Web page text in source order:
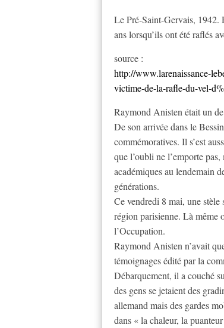
Le Pré-Saint-Gervais, 1942.
ans lorsqu’ils ont été raflés
source :
http://www.larenaissance-
victime-de-la-rafle-du-vel-
Raymond Anisten était un
De son arrivée dans le
commémoratives. Il s’est
que l’oubli ne l’emporte
académiques au lendemain
générations.
Ce vendredi 8 mai, une
région parisienne. Là même
l’Occupation.
Raymond Anisten n’avait
témoignages édité par la
Débarquement, il a couché
des gens se jetaient des
allemand mais des gardes
dans « la chaleur, la